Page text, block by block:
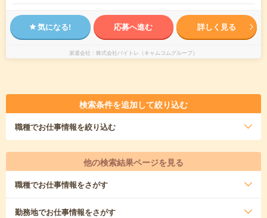
気になる! 応募へ進む 詳しく見る
派遣会社 株式会社バイトレ（キャムコムグループ）
検索条件を追加して絞り込む
職種でお仕事情報を絞り込む
他の検索結果ページを見る
職種でお仕事情報をさがす
勤務地でお仕事情報をさがす